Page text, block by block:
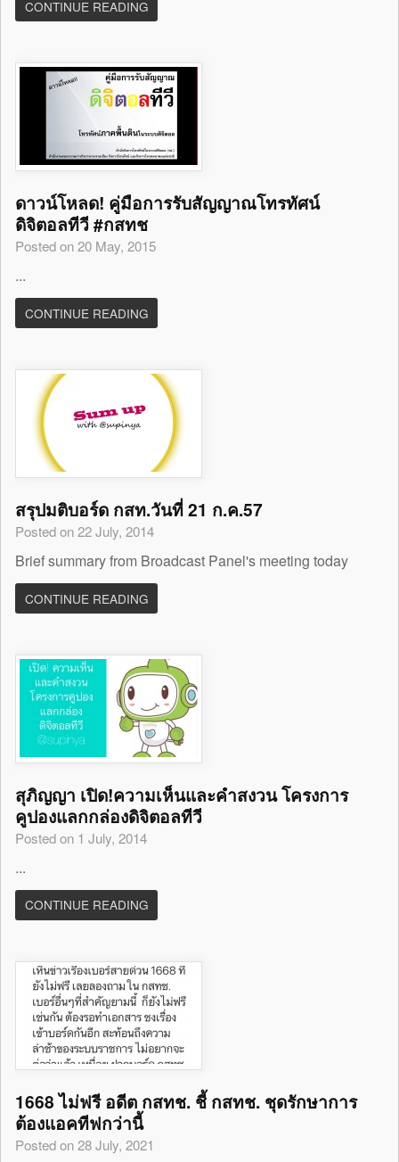
CONTINUE READING
ดาวน์โหลด! คู่มือการรับสัญญาณโทรทัศน์
ดิจิตอลทีวี #กสทช
Posted on 20 May, 2015
...
CONTINUE READING
สรุปมติบอร์ด กสท.วันที่ 21 ก.ค.57
Posted on 22 July, 2014
Brief summary from Broadcast Panel's meeting today
CONTINUE READING
สุภิญญา เปิด!ความเห็นและคำสงวน โครงการ
คูปองแลกกล่องดิจิตอลทีวี
Posted on 1 July, 2014
...
CONTINUE READING
1668 ไม่ฟรี อดีต กสทช. ชี้ กสทช. ชุดรักษาการ
ต้องแอคทีฟกว่านี้
Posted on 28 July, 2021